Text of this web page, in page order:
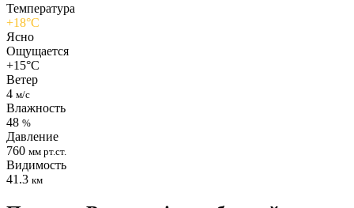
Температура
+18°C
Ясно
Ощущается
+15°C
Ветер
4 м/с
Влажность
48 %
Давление
760 мм рт.ст.
Видимость
41.3 км